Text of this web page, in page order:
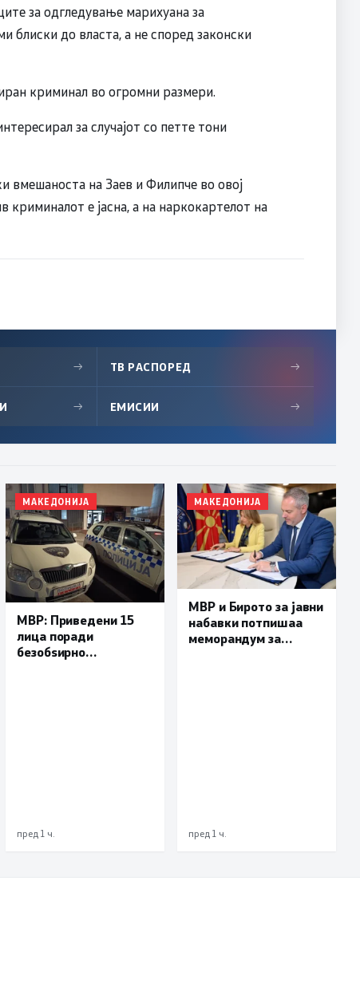
за одгледување марихуана за
блиски до власта, а не според законски
криминал во огромни размери.
за случајот со петте тони
вмешаноста на Заев и Филипче во овој
криминалот е јасна, а на наркокартелот на
→ ТВ РАСПОРЕД →
→ ЕМИСИИ →
МАКЕДОНИЈА
МВР: Приведени 15
лица поради
безобѕирно
пред 1 ч.
МАКЕДОНИЈА
МВР и Бирото за јавни
набавки потпишаа
меморандум за
пред 1 ч.